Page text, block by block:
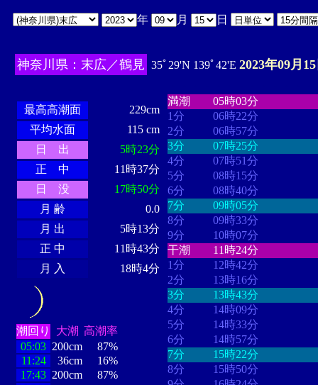
年 月 日
神奈川県：末広／鶴見 35ﾟ29'N 139ﾟ42'E 2023年09月
最高高潮面
229cm
平均水面
115 cm
日 出
5時23分
正 中
11時37分
日 没
17時50分
月 齢
0.0
月 出
5時13分
正 中
11時43分
月 入
18時4分
潮回り 大潮 高潮率
05:03 200cm
87%
11:24
36cm
16%
17:43 200cm
87%
満潮
05時03分
1分
06時22分
2分
06時57分
3分
07時25分
4分
07時51分
5分
08時15分
6分
08時40分
7分
09時05分
8分
09時33分
9分
10時07分
干潮
11時24分
1分
12時42分
2分
13時16分
3分
13時43分
4分
14時09分
5分
14時33分
6分
14時57分
7分
15時22分
8分
15時50分